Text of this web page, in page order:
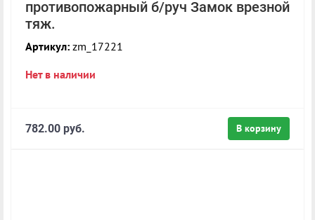
противопожарный б/руч Замок врезной
тяж.
Артикул: zm_17221
Нет в наличии
В корзину
782.00 руб.